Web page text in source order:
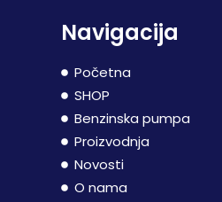
Navigacija
Početna
SHOP
Benzinska pumpa
Proizvodnja
Novosti
O nama